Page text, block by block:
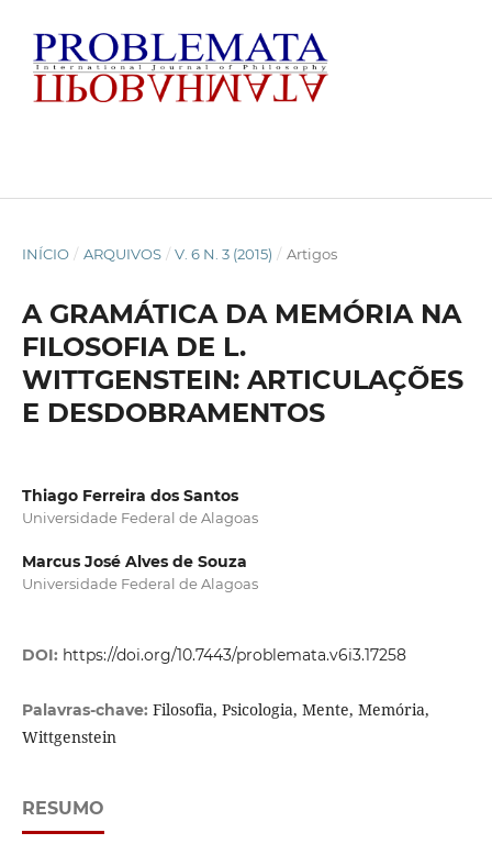
INÍCIO / ARQUIVOS / V. 6 N. 3 (2015) / Artigos
A GRAMÁTICA DA MEMÓRIA NA
FILOSOFIA DE L.
WITTGENSTEIN: ARTICULAÇÕES
E DESDOBRAMENTOS
Thiago Ferreira dos Santos
Universidade Federal de Alagoas
Marcus José Alves de Souza
Universidade Federal de Alagoas
DOI: https://doi.org/10.7443/problemata.v6i3.17258
Palavras-chave: Filosofia, Psicologia, Mente, Memória,
Wittgenstein
RESUMO